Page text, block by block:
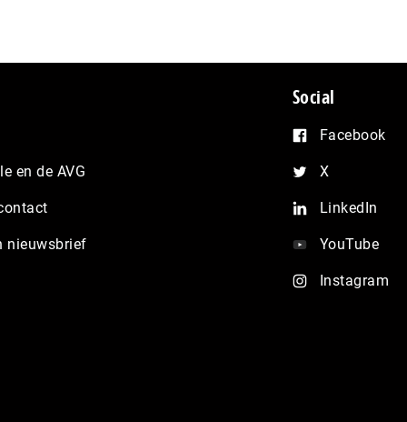
en de AVG
nieuwsbrief
Social
Facebook
X
LinkedIn
YouTube
Instagram